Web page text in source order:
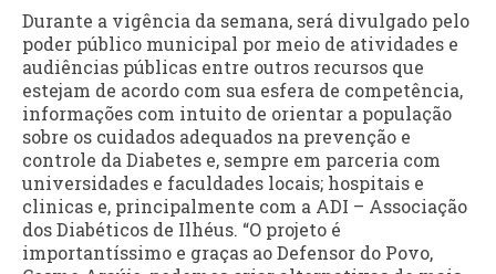
Durante a vigência da semana, será divulgado pelo
poder público municipal por meio de atividades e
audiências públicas entre outros recursos que
estejam de acordo com sua esfera de competência,
informações com intuito de orientar a população
sobre os cuidados adequados na prevenção e
controle da Diabetes e, sempre em parceria com
universidades e faculdades locais; hospitais e
clinicas e, principalmente com a ADI – Associação
dos Diabéticos de Ilhéus. “O projeto é
importantíssimo e graças ao Defensor do Povo,